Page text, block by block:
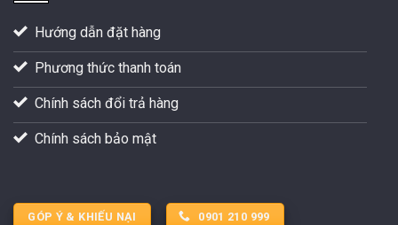
Hướng dẫn đặt hàng
Phương thức thanh toán
Chính sách đổi trả hàng
Chính sách bảo mật
GÓP Ý & KHIẾU NẠI 0901 210 999